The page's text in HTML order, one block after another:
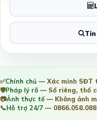
✅Chính chủ — Xác minh SĐT
🛡️Pháp lý rõ — Sổ riêng, thổ
📷Ảnh thực tế— Không ảnh
📞Hỗ trợ 24/7 — 0866.058.088